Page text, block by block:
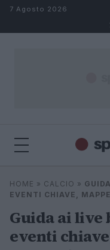
Salta al contenuto
7 Agosto 2026
Cerca
HOME » CALCIO »
EVENTI CHIAVE,
Guida ai live
eventi